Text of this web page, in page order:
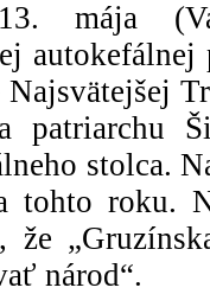
mája
Najsvätejšej
patriarchu
stolca.
tohto roku.
že
národ“.